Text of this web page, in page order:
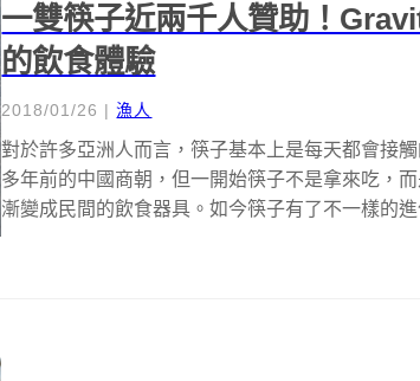
一雙筷子近兩千人贊助！
的飲食體驗
2018/01/26 |漁人
對於許多亞洲人而言，筷子基本上是每天都會接
多年前的中國商朝，但一開始筷子不是拿來吃，
漸變成民間的飲食器具。如今筷子有了不一樣的